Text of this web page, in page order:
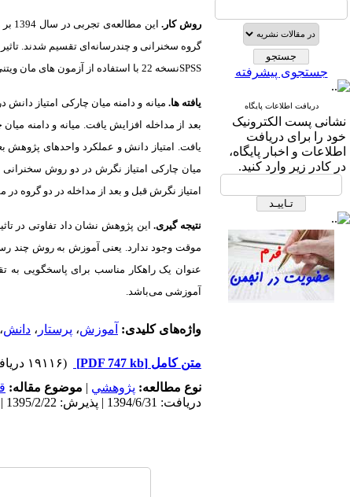
آدرس‌ پست الکترونیکی انجمن:
info@icns.org.ir
آدرس پست الکترونیکی نشریه:
نشانی مجله: تهران، خیابان ولیعصر،
ابتدای بزرگراه نیایش، بیمارستان
قلب شهید رجایی- ساختمان انجمن
پرستاری قلب و عروق ایران
جستجوی پیشرفته
دریافت اطلاعات پایگاه
نشانی پست الکترونیک
خود را برای دریافت
اطلاعات و اخبار پایگاه،
در کادر زیر وارد کنید.
روش کار.
گروه سخنرانی و چندرسانه‌ای تقسیم شدند.
SPSSنسخه 22 با استفاده از آزمون های مان ویتنی و ویلکاکسون تحلیل شدند.
یافته ها.
یافت. امتیاز دانش و عملکرد واحدهای پژوهش
امتیاز نگرش قبل و بعد از مداخله در دو گروه در
نتیجه گیری. این پژوهش نشان داد تفاوتی در
موقت وجود ندارد. یعنی آموزش به روش چند
عنوان یک راهکار مناسب برای پاسخگویی به
آموزشی می‌باشد.
واژه‌های کلیدی: آموزش، پرستار ، دانش،
متن کامل [PDF 747 kb]
(۱۹۱۱۶ دریافت)
نوع مطالعه: پژوهشي | موضوع مقاله:
دریافت: 1394/6/31 | پذیرش: 1395/2/22 | انتشار: 1395/4/9 | انتشار الکترونیک: 1395/4/9